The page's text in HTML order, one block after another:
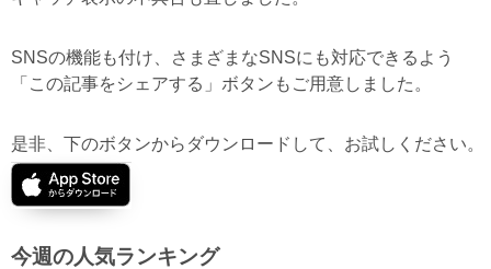
SNSの機能も付け、さまざまなSNSにも対応できるよう
「この記事をシェアする」ボタンもご用意しました。
是非、下のボタンからダウンロードして、お試しください。
今週の人気ランキング